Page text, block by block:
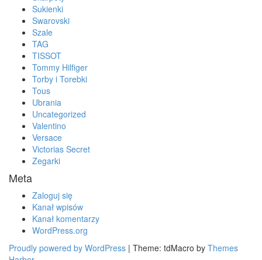
Sukienki
Swarovski
Szale
TAG
TISSOT
Tommy Hilfiger
Torby i Torebki
Tous
Ubrania
Uncategorized
Valentino
Versace
Victorias Secret
Zegarki
Meta
Zaloguj się
Kanał wpisów
Kanał komentarzy
WordPress.org
Proudly powered by WordPress | Theme: tdMacro by Themes